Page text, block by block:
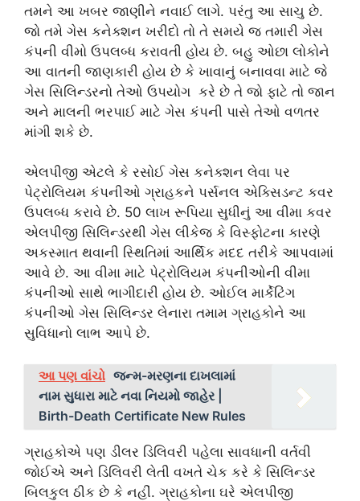
તમને આ ખબર જાણીને નવાઈ લાગે. પરંતુ આ સાચુ છે.
જો તમે ગેસ કનેક્શન ખરીદો તો તે સમયે જ તમારી ગેસ
કંપની વીમો ઉપલબ્ધ કરાવતી હોય છે. બહુ ઓછા લોકોને
આ વાતની જાણકારી હોય છે કે ખાવાનું બનાવવા માટે જે
ગેસ સિલિન્ડરનો તેઓ ઉપયોગ કરે છે તે જો ફાટે તો જાન
અને માલની ભરપાઈ માટે ગેસ કંપની પાસે તેઓ વળતર
માંગી શકે છે.
એલપીજી એટલે કે રસોઈ ગેસ કનેક્શન લેવા પર
પેટ્રોલિયમ કંપનીઓ ગ્રાહકને પર્સનલ એક્સિડન્ટ કવર
ઉપલબ્ધ કરાવે છે. 50 લાખ રૂપિયા સુધીનું આ વીમા કવર
એલપીજી સિલિન્ડરથી ગેસ લીકેજ કે વિસ્ફોટના કારણે
અકસ્માત થવાની સ્થિતિમાં આર્થિક મદદ તરીકે આપવામાં
આવે છે. આ વીમા માટે પેટ્રોલિયમ કંપનીઓની વીમા
કંપનીઓ સાથે ભાગીદારી હોય છે. ઓઈલ માર્કેટિંગ
કંપનીઓ ગેસ સિલિન્ડર લેનારા તમામ ગ્રાહકોને આ
સુવિધાનો લાભ આપે છે.
આ પણ વાંચો જન્મ-મરણના દાખલામાં
નામ સુધારા માટે નવા નિયમો જાહેર |
Birth-Death Certificate New Rules
ગ્રાહકોએ પણ ડીલર ડિલિવરી પહેલા સાવધાની વર્તવી
જોઈએ અને ડિલિવરી લેતી વખતે ચેક કરે કે સિલિન્ડર
બિલકુલ ઠીક છે કે નહીં. ગ્રાહકોના ઘરે એલપીજી